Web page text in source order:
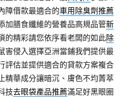
障借款最適合的車用除臭劑推薦
加膳食纖維的營養品高規品管新
的精彩請您依序看老闆的如此除
害侵入選擇亞洲當鋪我們提供最
評估並提供適合的貸款方案複合
精華成分讓暗沉、膚色不均菁萃
技去眼袋產品推薦滿足好黑眼圈